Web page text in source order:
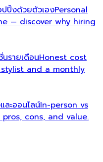
ปิ้งด้วยตัวเองPersonal
— discover why hiring
รายเดือนHonest cost
and a monthly
ละออนไลน์In-person vs
cons, and value.